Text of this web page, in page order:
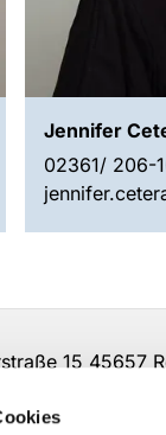
Jennifer
02361/ 206-
15 45657